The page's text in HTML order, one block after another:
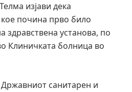
изјави дека
почина прво било
здравствена установа, по
Клиничката болница во
санитарен и